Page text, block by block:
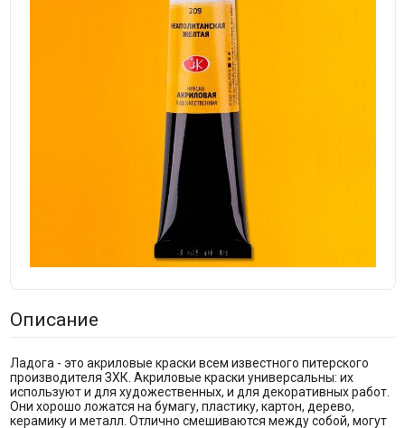
Описание
Ладога - это акриловые краски всем известного питерского
производителя ЗХК. Акриловые краски универсальны: их
используют и для художественных, и для декоративных работ.
Они хорошо ложатся на бумагу, пластику, картон, дерево,
керамику и металл. Отлично смешиваются между собой, могут